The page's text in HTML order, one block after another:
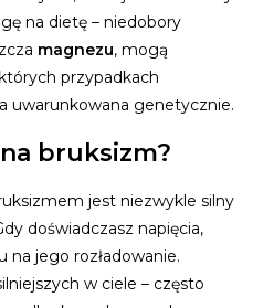
na dietę – niedobory
magnezu, mogą
przypadkach
uwarunkowana genetycznie.
bruksizm?
jest niezwykle silny
doświadczasz napięcia,
na jego rozładowanie.
w ciele – często